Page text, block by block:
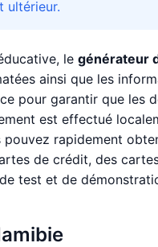
ultérieur.
le générateur
ainsi que les
pour garantir que les
est effectué
pouvez rapidement
de crédit, des
test et de